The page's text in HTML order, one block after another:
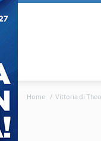
Home Vittoria di